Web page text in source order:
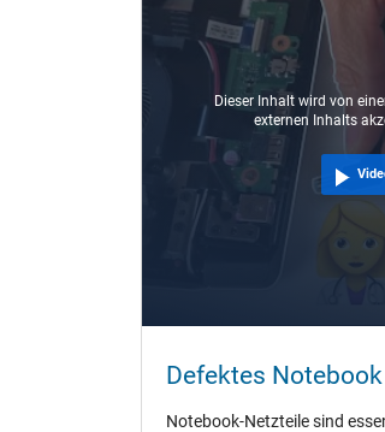
Steckerlänge (mm)
Steckerdurchmesser außen /
Stift im Stecker
Länge Anschlusskabel (m)
Prüfsiegel
Dieser Inhalt wird von
externen Inhalts
Defektes
Notebook-Netzteile sind